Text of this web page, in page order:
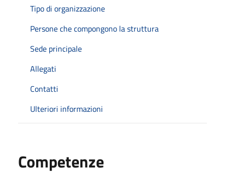
Tipo di organizzazione
Persone che compongono la struttura
Sede principale
Allegati
Contatti
Ulteriori informazioni
Competenze